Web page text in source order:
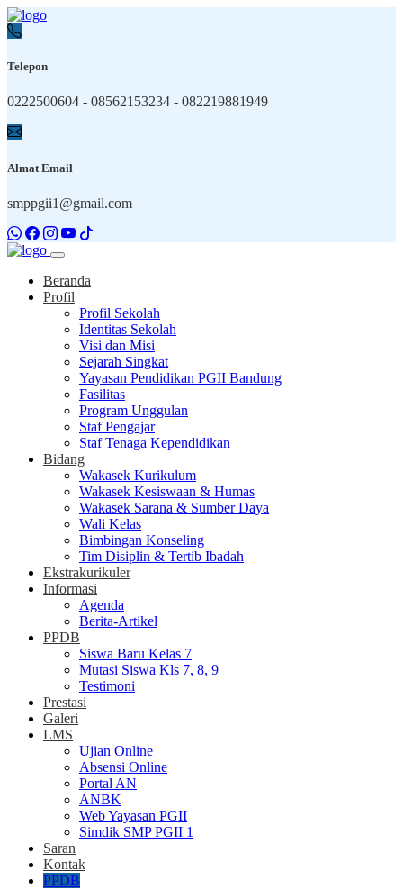
Telepon
0222500604 - 08562153234 - 082219881949
Almat Email
smppgii1@gmail.com
Beranda
Profil
Profil Sekolah
Identitas Sekolah
Visi dan Misi
Sejarah Singkat
Yayasan Pendidikan PGII Bandung
Fasilitas
Program Unggulan
Staf Pengajar
Staf Tenaga Kependidikan
Bidang
Wakasek Kurikulum
Wakasek Kesiswaan & Humas
Wakasek Sarana & Sumber Daya
Wali Kelas
Bimbingan Konseling
Tim Disiplin & Tertib Ibadah
Ekstrakurikuler
Informasi
Agenda
Berita-Artikel
PPDB
Siswa Baru Kelas 7
Mutasi Siswa Kls 7, 8, 9
Testimoni
Prestasi
Galeri
LMS
Ujian Online
Absensi Online
Portal AN
ANBK
Web Yayasan PGII
Simdik SMP PGII 1
Saran
Kontak
PPDB